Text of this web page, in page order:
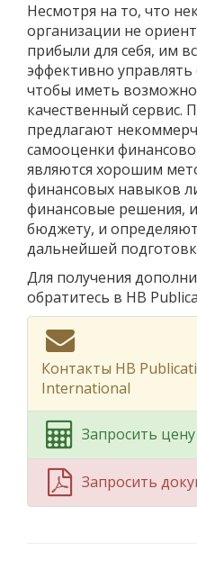
Несмотря на то, что
организации не
прибыли для себя, им
эффективно
чтобы иметь
качественный сервис.
предлагают
самооценки
являются хорошим
финансовых навыков
финансовые решения,
бюджету, и
дальнейшей
Для получения
обратитесь в HB
Контакты HB
International
Запросить цену
Запросить